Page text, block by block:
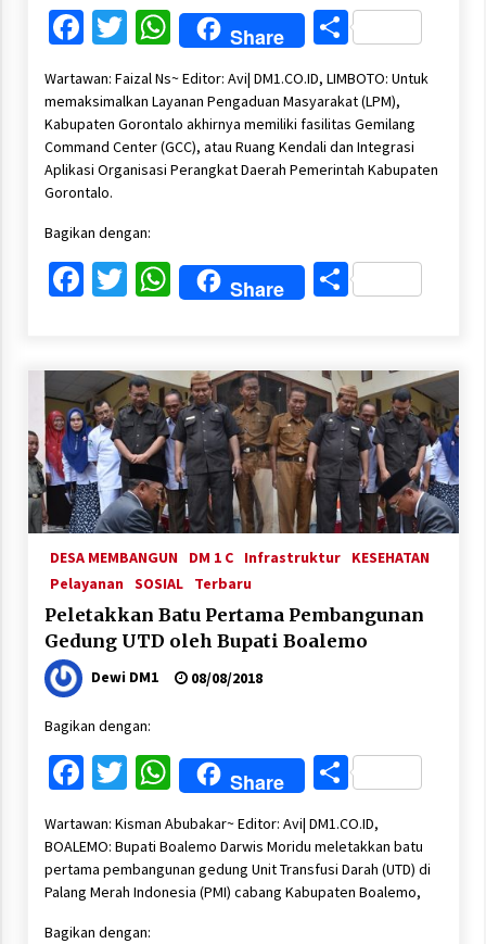
Facebook
Twitter
WhatsApp
Share Share
Wartawan: Faizal Ns~ Editor: Avi| DM1.CO.ID, LIMBOTO: Untuk
memaksimalkan Layanan Pengaduan Masyarakat (LPM),
Kabupaten Gorontalo akhirnya memiliki fasilitas Gemilang
Command Center (GCC), atau Ruang Kendali dan Integrasi
Aplikasi Organisasi Perangkat Daerah Pemerintah Kabupaten
Gorontalo.
Bagikan dengan:
Facebook
Twitter
WhatsApp
Share Share
DESA MEMBANGUN DM 1 C Infrastruktur
KESEHATAN
Pelayanan SOSIAL Terbaru
Peletakkan Batu Pertama Pembangunan
Gedung UTD oleh Bupati Boalemo
Dewi DM1 08/08/2018
Bagikan dengan:
Facebook
Twitter
WhatsApp
Share Share
Wartawan: Kisman Abubakar~ Editor: Avi| DM1.CO.ID,
BOALEMO: Bupati Boalemo Darwis Moridu meletakkan batu
pertama pembangunan gedung Unit Transfusi Darah (UTD) di
Palang Merah Indonesia (PMI) cabang Kabupaten Boalemo,
Bagikan dengan: